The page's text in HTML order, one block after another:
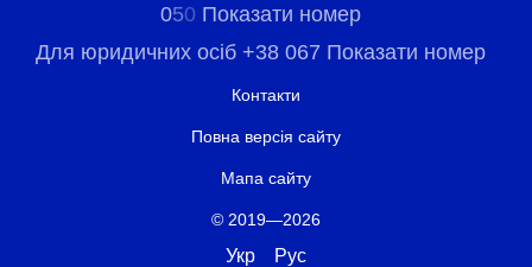
050 Показати номер
Для юридичних осіб +38 067 Показати номер
Контакти
Повна версія сайту
Мапа сайту
© 2019—2026
Укр Рус